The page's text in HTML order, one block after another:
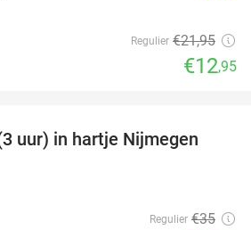
Regulier €21,95
€12,95
26%
uur) in hartje Nijmegen
Regulier €35